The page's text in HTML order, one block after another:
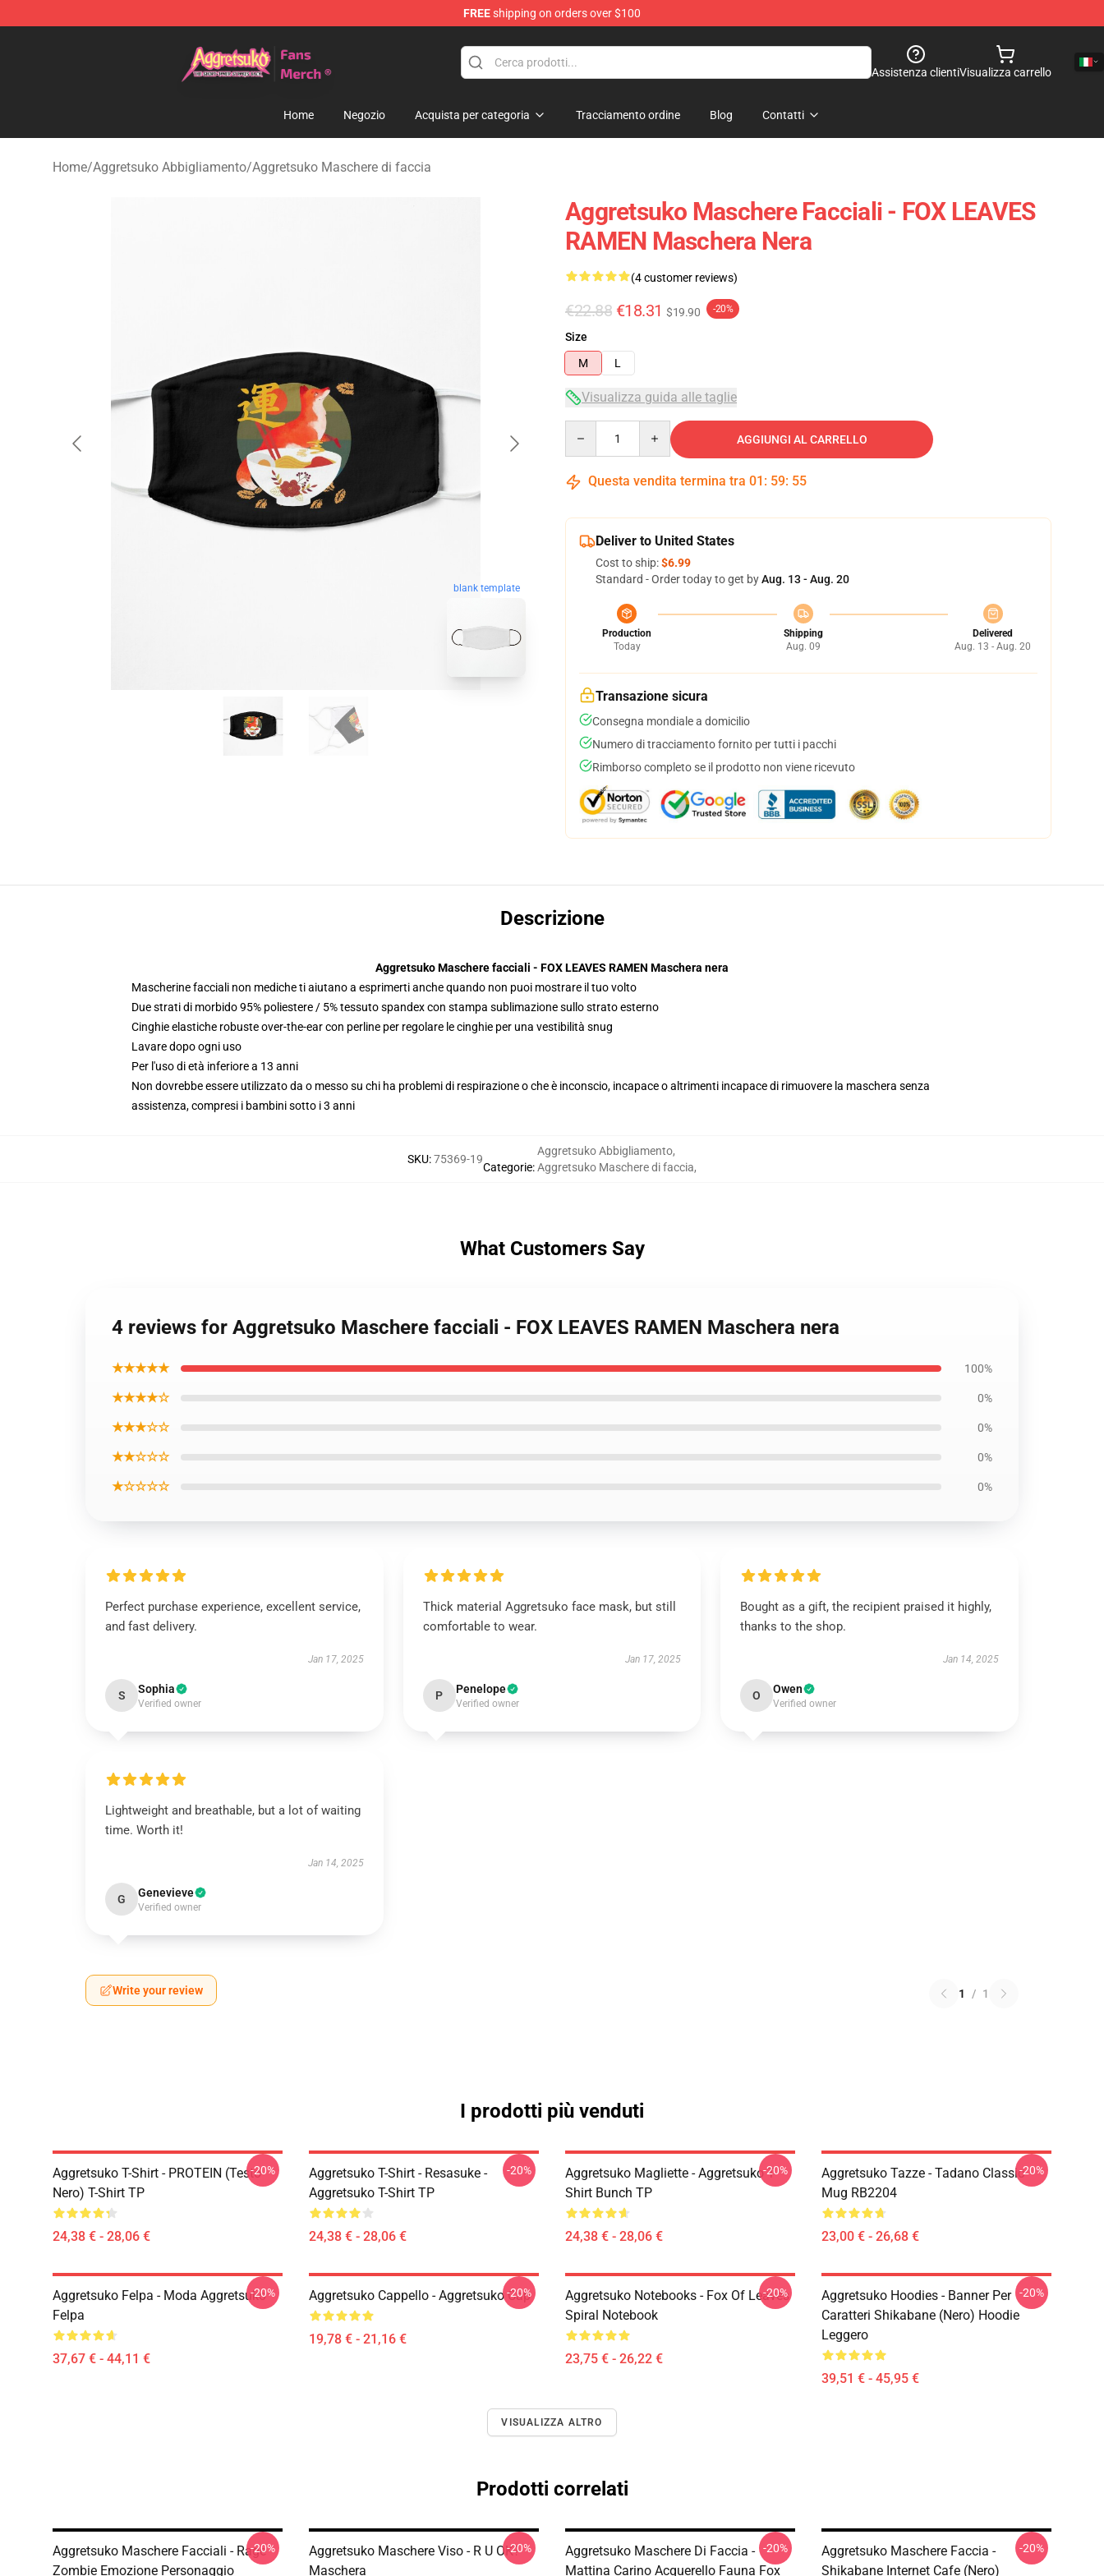
FREEshipping on orders over $100
Assistenza clientiVisualizza carrello
Home Negozio Acquista per categoria Tracciamento ordine Blog Contatti
Home/Aggretsuko Abbigliamento/Aggretsuko Maschere di faccia
blank template
Aggretsuko Maschere Facciali - FOX LEAVES
RAMEN Maschera Nera
(4 customer reviews)
€22.88 €18.31 $19.90 -20%
Size
M
L
Visualizza guida alle taglie
AGGIUNGI AL CARRELLO
Questa vendita termina tra 01 : 59: 54
Deliver to United States
Cost to ship:$6.99
Standard - Order today to get byAug. 13 - Aug. 20
Production
Today
Shipping
Aug. 09
Delivered
Aug. 13 - Aug. 20
Transazione sicura
Consegna mondiale a domicilio
Numero di tracciamento fornito per tutti i pacchi
Rimborso completo se il prodotto non viene ricevuto
Descrizione
Aggretsuko Maschere facciali - FOX LEAVES RAMEN Maschera nera
Mascherine facciali non mediche ti aiutano a esprimerti anche quando non puoi mostrare il tuo volto
Due strati di morbido 95% poliestere / 5% tessuto spandex con stampa sublimazione sullo strato esterno
Cinghie elastiche robuste over-the-ear con perline per regolare le cinghie per una vestibilità snug
Lavare dopo ogni uso
Per l'uso di età inferiore a 13 anni
Non dovrebbe essere utilizzato da o messo su chi ha problemi di respirazione o che è inconscio, incapace o altrimenti incapace di rimuovere la maschera senza
assistenza, compresi i bambini sotto i 3 anni
SKU:75369-19
Categorie:
Aggretsuko Abbigliamento,
Aggretsuko Maschere di faccia,
What Customers Say
4 reviews for Aggretsuko Maschere facciali - FOX LEAVES RAMEN Maschera nera
★★★★★ 100%
★★★★☆ 0%
★★★☆☆ 0%
★★☆☆☆ 0%
★☆☆☆☆ 0%
Perfect purchase experience, excellent service,
and fast delivery.
Jan 17, 2025
S Sophia
Verified owner
Thick material Aggretsuko face mask, but still
comfortable to wear.
Jan 17, 2025
P Penelope
Verified owner
Bought as a gift, the recipient praised it highly,
thanks to the shop.
Jan 14, 2025
O Owen
Verified owner
Lightweight and breathable, but a lot of waiting
time. Worth it!
Jan 14, 2025
G Genevieve
Verified owner
Write your review 1 / 1
I prodotti più venduti
Aggretsuko T-Shirt - PROTEIN (testo
Nero) T-Shirt TP
24,38 € - 28,06 €
-20%
Aggretsuko T-Shirt - Resasuke -
Aggretsuko T-Shirt TP
24,38 € - 28,06 €
-20%
Aggretsuko Magliette - Aggretsuko T-
Shirt Bunch TP
24,38 € - 28,06 €
-20%
Aggretsuko Tazze - Tadano Classic
Mug RB2204
23,00 € - 26,68 €
-20%
Aggretsuko Felpa - Moda Aggretsuko
Felpa
37,67 € - 44,11 €
-20% Aggretsuko Cappello - Aggretsuko Cap
19,78 € - 21,16 €
-20%
Aggretsuko Notebooks - Fox Of Leaves
Spiral Notebook
23,75 € - 26,22 €
-20%
Aggretsuko Hoodies - Banner Per
Caratteri Shikabane (nero) Hoodie
Leggero
39,51 € - 45,95 €
-20%
VISUALIZZA ALTRO
Prodotti correlati
Aggretsuko Maschere Facciali - Rage
Zombie Emozione Personaggio
-20%
Aggretsuko Maschere Viso - R U OK?
Maschera
-20%
Aggretsuko Maschere Di Faccia -
Mattina Carino Acquerello Fauna Fox
-20%
Aggretsuko Maschere Faccia -
Shikabane Internet Cafe (nero)
-20%